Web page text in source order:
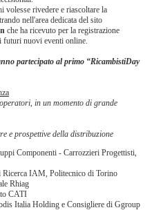
volesse rivedere e riascoltare la
nell'area dedicata del sito
che ha ricevuto per la registrazione
futuri nuovi eventi online.
partecipato al primo “RicambistiDay
in un momento di grande
e prospettive della distribuzione
Componenti - Carrozzieri Progettisti,
Ricerca IAM, Politecnico di Torino
Rhiag
CATI
Italia Holding e Consigliere di Ggroup